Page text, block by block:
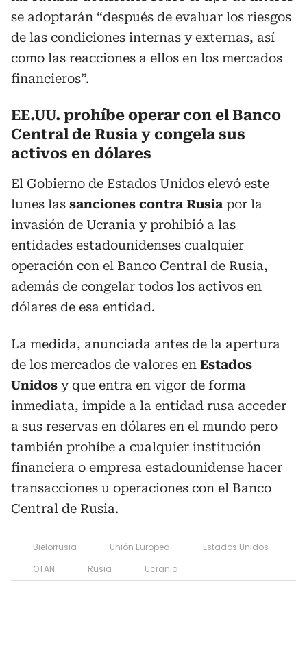
se adoptarán “después de evaluar los riesgos
de las condiciones internas y externas, así
como las reacciones a ellos en los mercados
financieros”.
EE.UU. prohíbe operar con el Banco
Central de Rusia y congela sus
activos en dólares
El Gobierno de Estados Unidos elevó este
lunes las sanciones contra Rusia por la
invasión de Ucrania y prohibió a las
entidades estadounidenses cualquier
operación con el Banco Central de Rusia,
además de congelar todos los activos en
dólares de esa entidad.
La medida, anunciada antes de la apertura
de los mercados de valores en Estados
Unidos y que entra en vigor de forma
inmediata, impide a la entidad rusa acceder
a sus reservas en dólares en el mundo pero
también prohíbe a cualquier institución
financiera o empresa estadounidense hacer
transacciones u operaciones con el Banco
Central de Rusia.
Bielorrusia Unión Europea
Estados Unidos
OTAN
Rusia Ucrania